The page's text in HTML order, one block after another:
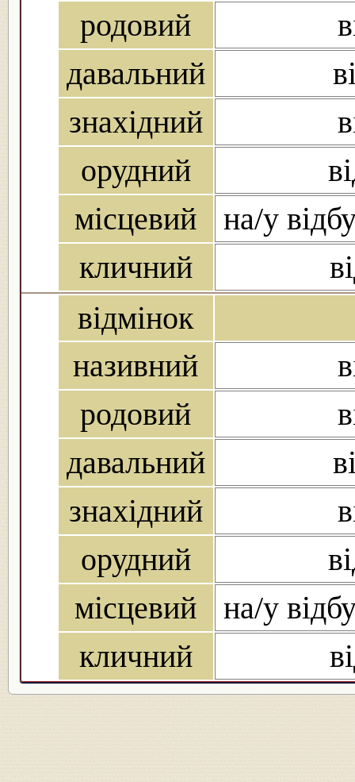
родовий
давальний
знахідний
орудний
місцевий
на/у
кличний
відмінок
називний
родовий
давальний
знахідний
орудний
місцевий
на/у
кличний